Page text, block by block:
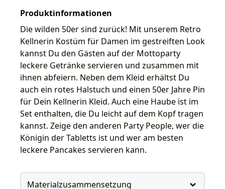
Produktinformationen
Die wilden 50er sind zurück! Mit unserem Retro
Kellnerin Kostüm für Damen im gestreiften Look
kannst Du den Gästen auf der Mottoparty
leckere Getränke servieren und zusammen mit
ihnen abfeiern. Neben dem Kleid erhältst Du
auch ein rotes Halstuch und einen 50er Jahre Pin
für Dein Kellnerin Kleid. Auch eine Haube ist im
Set enthalten, die Du leicht auf dem Kopf tragen
kannst. Zeige den anderen Party People, wer die
Königin der Tabletts ist und wer am besten
leckere Pancakes servieren kann.
Materialzusammensetzung